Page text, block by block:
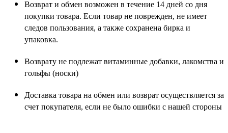
Возврат и обмен возможен в течение 14 дней со дня
покупки товара. Если товар не поврежден, не имеет
следов пользования, а также сохранена бирка и
упаковка.
Возврату не подлежат витаминные добавки, лакомства и
гольфы (носки)
Доставка товара на обмен или возврат осуществляется за
счет покупателя, если не было ошибки с нашей стороны